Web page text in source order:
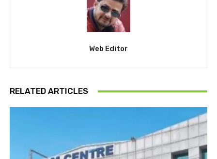
Web Editor
RELATED ARTICLES